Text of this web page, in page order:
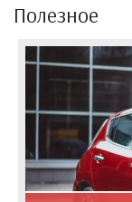
Полезное